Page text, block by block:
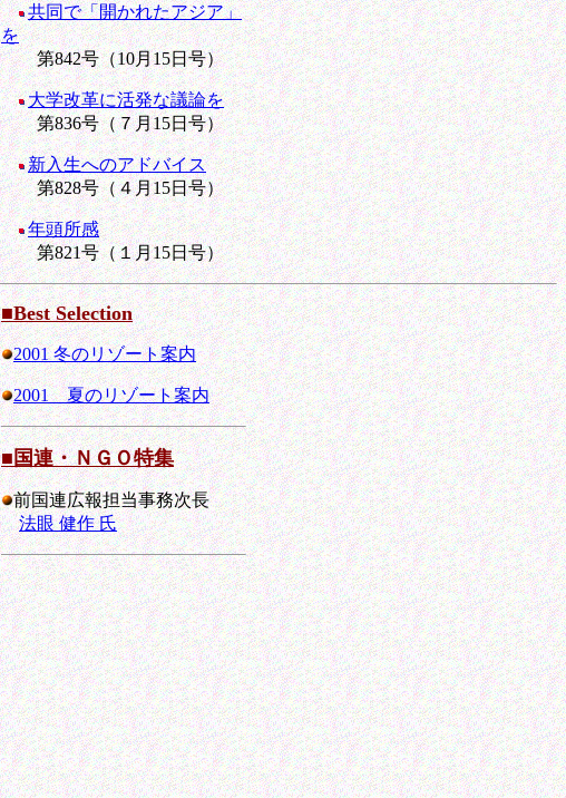
共同で「開かれたアジア」
を
第842号（10月15日号）
大学改革に活発な議論を
第836号（７月15日号）
新入生へのアドバイス
第828号（４月15日号）
年頭所感
第821号（１月15日号）
■Best Selection
2001 冬のリゾート案内
2001 夏のリゾート案内
■国連・ＮＧＯ特集
前国連広報担当事務次長
法眼 健作 氏